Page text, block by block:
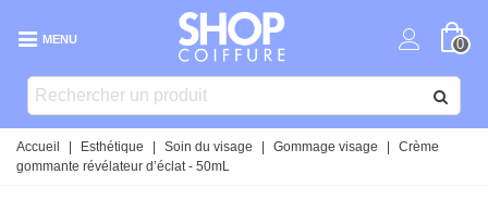
MENU 0
Accueil Esthétique Soin du visage Gommage visage
Crème
gommante révélateur d’éclat - 50mL